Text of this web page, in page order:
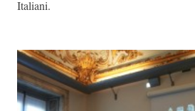
Italiani.